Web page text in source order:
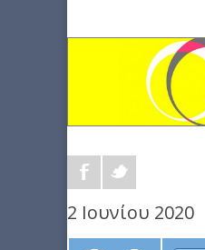
2 Ιουνίου 2020